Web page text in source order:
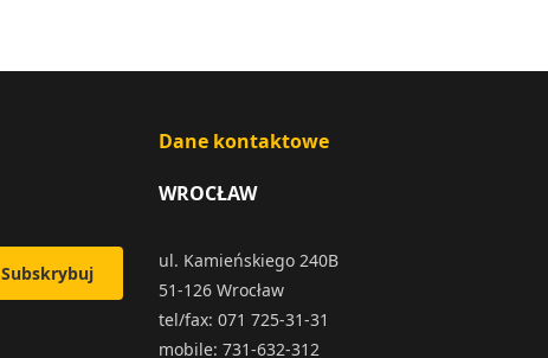
Subskrybuj
Dane kontaktowe
WROCŁAW
ul. Kamieńskiego 240B
51-126 Wrocław
tel/fax: 071 725-31-31
mobile: 731-632-312